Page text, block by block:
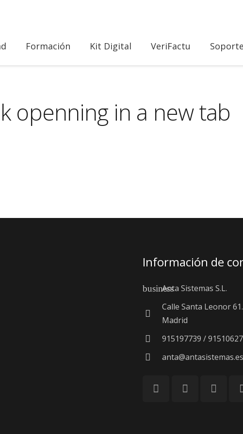
Formación Kit Digital VeriFactu Soporte
openning in a new tab
Información de
businessAnta Sistemas S.L.
Calle Santa Leonor
Madrid
915197739 /
anta@antasistemas.es